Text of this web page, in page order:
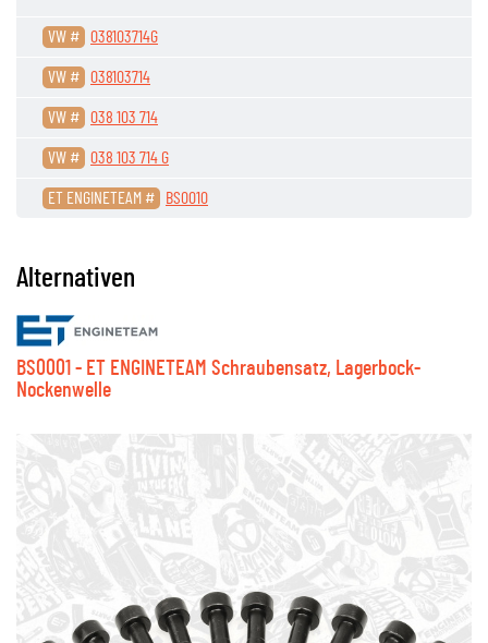
VW # 038103714G
VW # 038103714
VW # 038 103 714
VW # 038 103 714 G
ET ENGINETEAM # BS0010
Alternativen
BS0001 - ET ENGINETEAM Schraubensatz, Lagerbock-
Nockenwelle